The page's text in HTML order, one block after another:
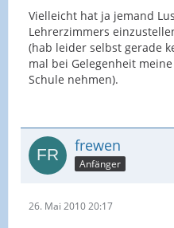
Vielleicht hat ja jemand
Lehrerzimmers
(hab leider selbst gerade
mal bei Gelegenheit
Schule nehmen).
frewen
Anfänger
26. Mai 2010 20:17